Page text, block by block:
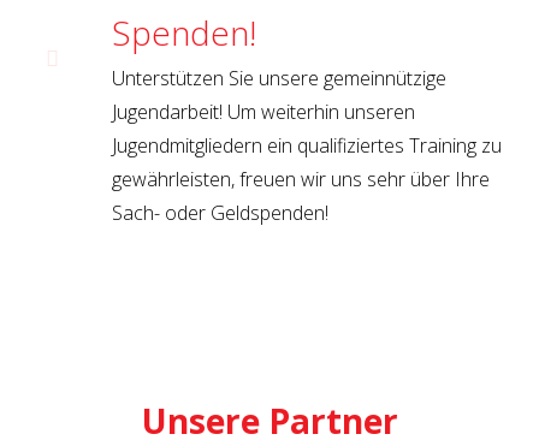
Spenden!
Unterstützen Sie unsere gemeinnützige
Jugendarbeit! Um weiterhin unseren
Jugendmitgliedern ein qualifiziertes Training zu
gewährleisten, freuen wir uns sehr über Ihre
Sach- oder Geldspenden!
Unsere Partner